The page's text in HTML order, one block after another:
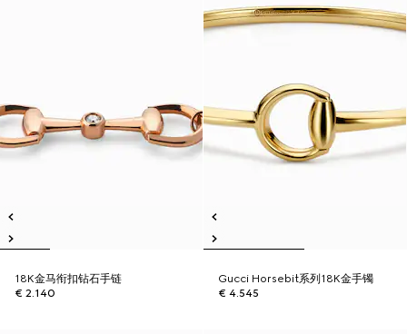
18K金马衔扣钻石手链
€ 2.140
Gucci Horsebit系列18K金手镯
€ 4.545